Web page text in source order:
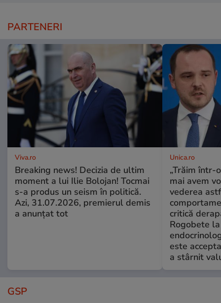
PARTENERI
Viva.ro
Breaking news! Decizia de ultim
moment a lui Ilie Bolojan! Tocmai
s-a produs un seism în politică.
Azi, 31.07.2026, premierul demis
a anunțat tot
Unica.ro
„Trăim într-
mai avem
vederea
critică
Rogobete
este
a stârnit
GSP